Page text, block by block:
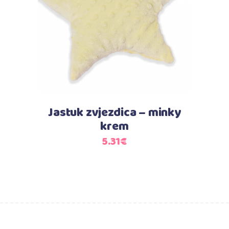
Jastuk zvjezdica – minky
krem
5.31€